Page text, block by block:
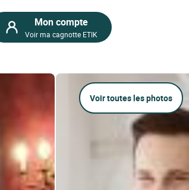
Mon compte
Voir ma cagnotte ETIK
Voir toutes les photos